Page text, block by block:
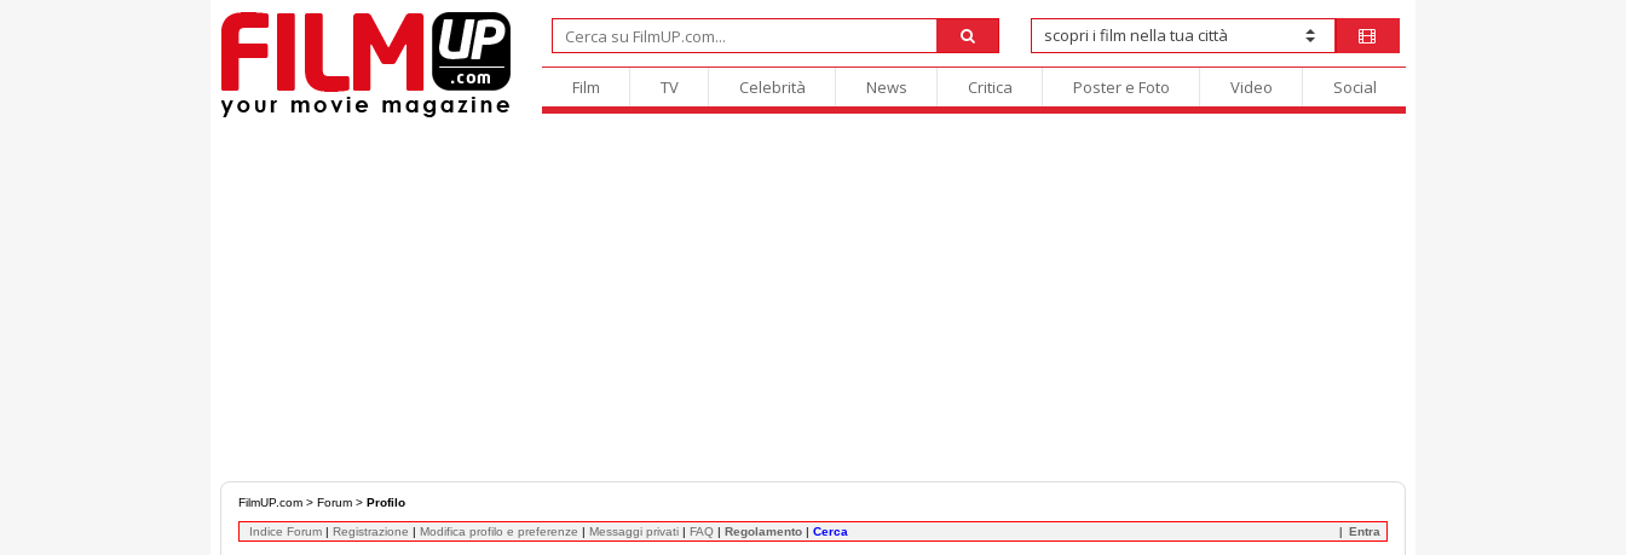
Film TV Celebrità News Critica Poster e Foto Video Social
FilmUP.com > Forum > Profilo
Indice Forum | Registrazione | Modifica profilo e preferenze | Messaggi privati | FAQ | Regolamento | Cerca Entra